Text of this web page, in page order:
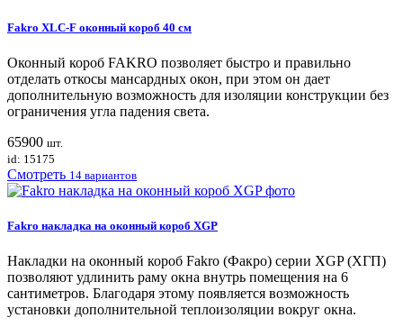
Fakro XLC-F оконный короб 40 см
Оконный короб FAKRO позволяет быстро и правильно
отделать откосы мансардных окон, при этом он дает
дополнительную возможность для изоляции конструкции без
ограничения угла падения света.
65900 шт.
id: 15175
Смотреть 14 вариантов
Fakro накладка на оконный короб XGP
Накладки на оконный короб Fakro (Факро) серии XGP (ХГП)
позволяют удлинить раму окна внутрь помещения на 6
сантиметров. Благодаря этому появляется возможность
установки дополнительной теплоизоляции вокруг окна.